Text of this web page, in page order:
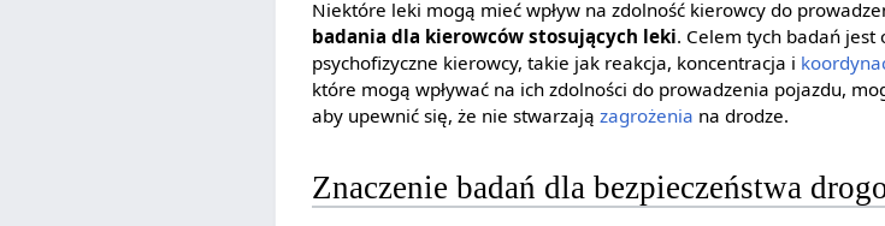
Niektóre leki mogą mieć wpływ na zdolność kierowcy do
badania dla kierowców stosujących leki. Celem tych badań jest
psychofizyczne kierowcy, takie jak reakcja, koncentracja i
które mogą wpływać na ich zdolności do prowadzenia pojazdu,
aby upewnić się, że nie stwarzajązagrożenia na drodze.
Znaczenie badań dla bezpieczeństwa